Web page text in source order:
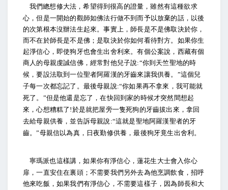
我們總想修大法，希望得到很高的證量，雖然有這種欲求
心，但是一開始的觀師如佛法行做不到而予以放棄的話，以後
的次第根本沒辦法生起來。事實上，師長是不是佛取決於你，
而不在於師長是不是佛；是取決於你如何看待對方。如果你生
起淨信心，即使狗牙也會生出舍利來。有個公案說，西藏有個
商人的母親虔誠信佛，經常對他兒子說:“你到天竺聖地的時
候，要設法取到一位聖者阿羅漢的牙齒來讓我供養。 ”這個兒
子每一次都忘記了。最後母親說:“你如果再不拿來，我可能就
死了。 ”但是他還是忘了，在快回到家的時候才突然間想起
來，心想糟糕了 !於是就把屋旁一隻死狗的牙齒拔出來，拿回
去給母親供養，並告訴母親說 :“這就是聖地阿羅漢聖者的牙
齒。”母親信以為真，日夜勤修供養，最後狗牙竟生出舍利。
寧瑪派也這樣講，如果你有淨信心，蓮花生大士會入你心
扉，一直安住在裏頭；不需要我們另外去為他烹調飲食，招呼
他來吃飯，如果我們有淨信心，不需要這樣子，因為師長和大